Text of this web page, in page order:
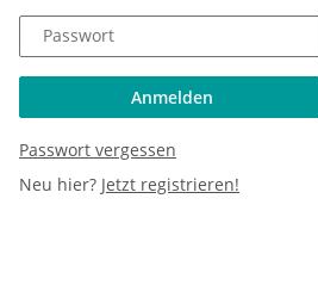
Passwort
Anmelden
Passwort vergessen
Neu hier? Jetzt registrieren!